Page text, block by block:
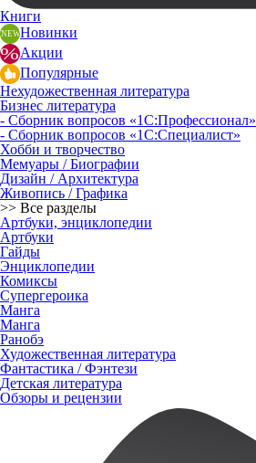
Книги
Новинки
Акции
Популярные
Нехудожественная литература
Бизнес литература
- Сборник вопросов «1С:Профессионал»
- Сборник вопросов «1С:Специалист»
Хобби и творчество
Мемуары / Биографии
Дизайн / Архитектура
Живопись / Графика
>> Все разделы
Артбуки, энциклопедии
Артбуки
Гайды
Энциклопедии
Комиксы
Супергероика
Манга
Манга
Ранобэ
Художественная литература
Фантастика / Фэнтези
Детская литература
Обзоры и рецензии